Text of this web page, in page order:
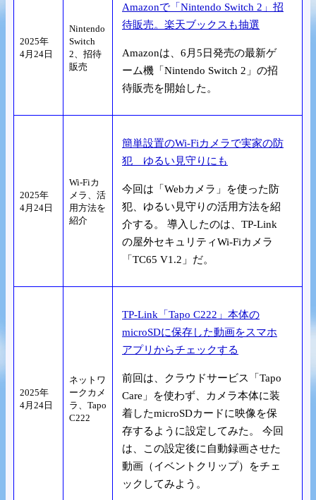
2025年
4月24日
Nintendo
Switch
2、招待
販売
Amazonで「Nintendo Switch 2」招
待販売。楽天ブックスも抽選
Amazonは、6月5日発売の最新ゲ
ーム機「Nintendo Switch 2」の招
待販売を開始した。
2025年
4月24日
Wi-Fiカ
メラ、活
用方法を
紹介
簡単設置のWi-Fiカメラで実家の防
犯 ゆるい見守りにも
今回は「Webカメラ」を使った防
犯、ゆるい見守りの活用方法を紹
介する。 導入したのは、TP-Link
の屋外セキュリティWi-Fiカメラ
「TC65 V1.2」だ。
2025年
4月24日
ネットワ
ークカメ
ラ、Tapo
C222
TP-Link「Tapo C222」本体の
microSDに保存した動画をスマホ
アプリからチェックする
前回は、クラウドサービス「Tapo
Care」を使わず、カメラ本体に装
着したmicroSDカードに映像を保
存するように設定してみた。 今回
は、この設定後に自動録画させた
動画（イベントクリップ）をチェ
ックしてみよう。